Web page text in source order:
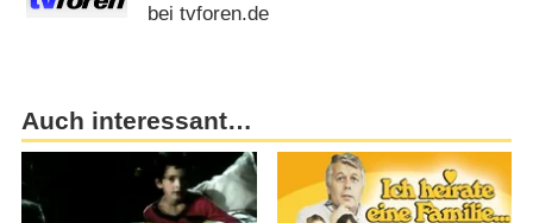
bei tvforen.de
Auch interessant…